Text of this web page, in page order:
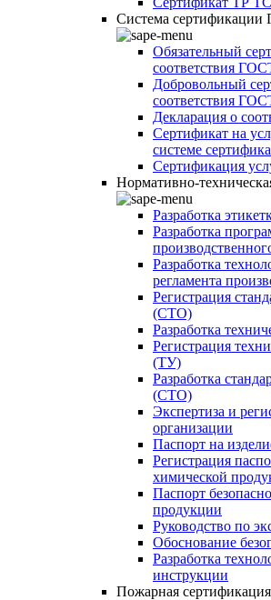
Система
Обязательный
соответствия
Добровольный
соответствия
Декларация о
Сертификат на
системе
Сертификация
Нормативно-
Разработка
Разработка
Разработка
регламента
Регистрация
(СТО)
Разработка
Регистрация
(ТУ)
Разработка
(СТО)
Экспертиза и
организации
Паспорт на
Регистрация
химической
Паспорт
продукции
Руководство по
Обоснование
Разработка
инструкции
Пожарная сертификация